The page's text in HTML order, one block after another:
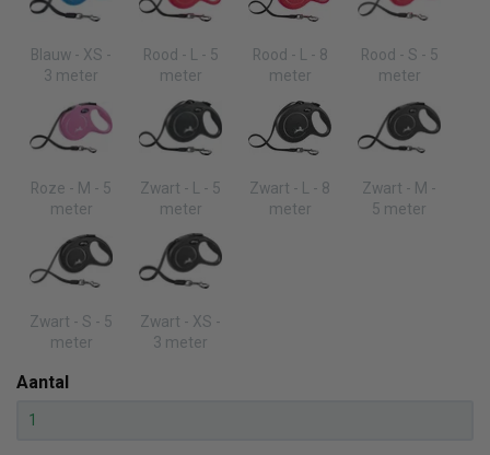
Blauw - XS -
3 meter
Rood - L - 5
meter
Rood - L - 8
meter
Rood - S - 5
meter
Roze - M - 5
meter
Zwart - L - 5
meter
Zwart - L - 8
meter
Zwart - M -
5 meter
Zwart - S - 5
meter
Zwart - XS -
3 meter
Aantal